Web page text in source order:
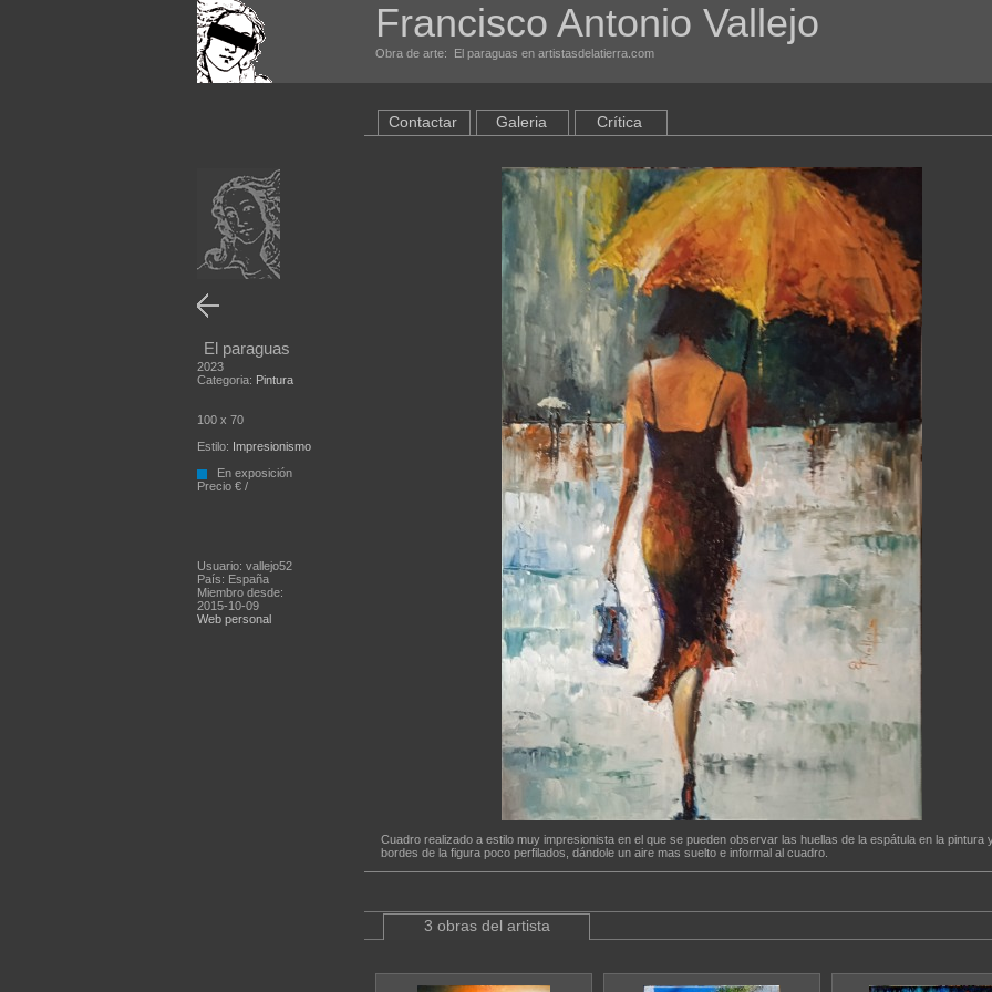
Francisco Antonio Vallejo
Obra de arte: El paraguas en artistasdelatierra.com
El paraguas
2023
Categoria: Pintura
100 x 70
Estilo: Impresionismo
En exposición
Precio € /
Usuario: vallejo52
País: España
Miembro desde:
2015-10-09
Web personal
Contactar Galeria Crítica
Cuadro realizado a estilo muy impresionista en el que se pueden observar las huellas de la espátula en la pintura
bordes de la figura poco perfilados, dándole un aire mas suelto e informal al cuadro.
3 obras del artista